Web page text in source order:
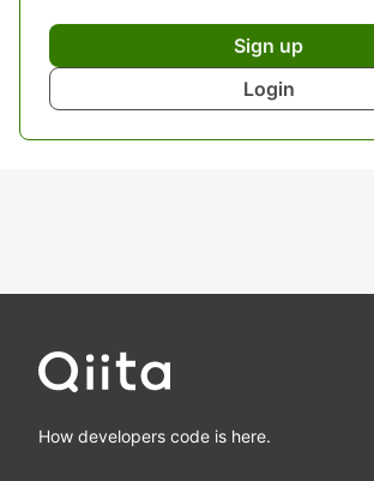
Sign up
Login
How developers code is here.